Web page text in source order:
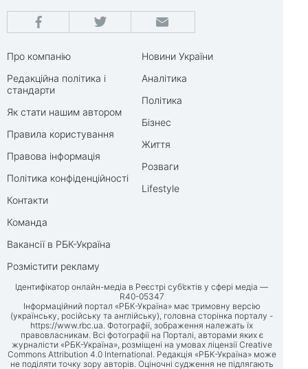
Про компанію
Редакційна політика і
стандарти
Як стати нашим автором
Правила користування
Правова інформація
Політика конфіденційності
Контакти
Команда
Вакансії в РБК-Україна
Розмістити рекламу
Новини України
Аналітика
Політика
Бізнес
Життя
Розваги
Lifestyle
Ідентифікатор онлайн-медіа в Реєстрі суб’єктів у сфері медіа —
R40-05347
Інформаційний портал «РБК-Україна» має тримовну версію
(українську, російську та англійську), головна сторінка порталу -
https://www.rbc.ua. Фотографії, зображення належать їх
правовласникам. Всі фотографії на Порталі, авторами яких є
журналісти «РБК-Україна», розміщені на умовах ліцензії Creative
Commons Attribution 4.0 International. Редакція «РБК-Україна» може
не поділяти точку зору авторів. Оціночні судження не підлягають